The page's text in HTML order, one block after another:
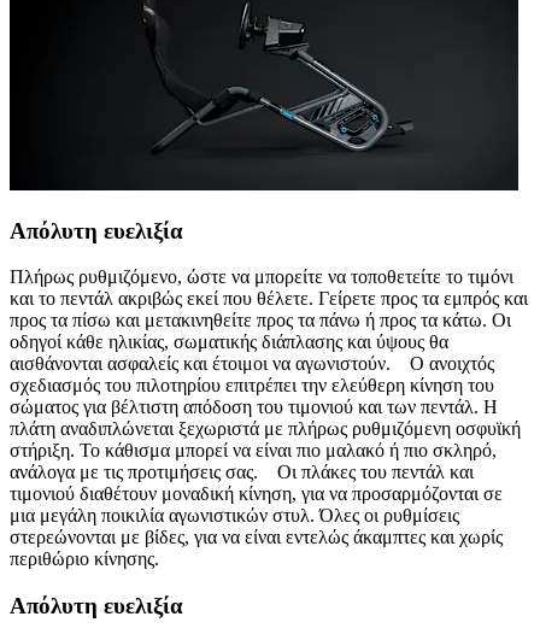
Απόλυτη ευελιξία
Πλήρως ρυθμιζόμενο, ώστε να μπορείτε να τοποθετείτε το τιμόνι
και το πεντάλ ακριβώς εκεί που θέλετε. Γείρετε προς τα εμπρός και
προς τα πίσω και μετακινηθείτε προς τα πάνω ή προς τα κάτω. Οι
οδηγοί κάθε ηλικίας, σωματικής διάπλασης και ύψους θα
αισθάνονται ασφαλείς και έτοιμοι να αγωνιστούν. Ο ανοιχτός
σχεδιασμός του πιλοτηρίου επιτρέπει την ελεύθερη κίνηση του
σώματος για βέλτιστη απόδοση του τιμονιού και των πεντάλ. Η
πλάτη αναδιπλώνεται ξεχωριστά με πλήρως ρυθμιζόμενη οσφυϊκή
στήριξη. Το κάθισμα μπορεί να είναι πιο μαλακό ή πιο σκληρό,
ανάλογα με τις προτιμήσεις σας. Οι πλάκες του πεντάλ και
τιμονιού διαθέτουν μοναδική κίνηση, για να προσαρμόζονται σε
μια μεγάλη ποικιλία αγωνιστικών στυλ. Όλες οι ρυθμίσεις
στερεώνονται με βίδες, για να είναι εντελώς άκαμπτες και χωρίς
περιθώριο κίνησης.
Απόλυτη ευελιξία